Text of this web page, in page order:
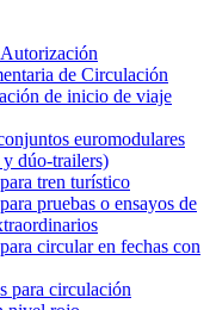
de Circulación
de inicio de viaje
euromodulares
y dúo-trailers)
tren turístico
pruebas o ensayos de
circular en fechas con
para circulación